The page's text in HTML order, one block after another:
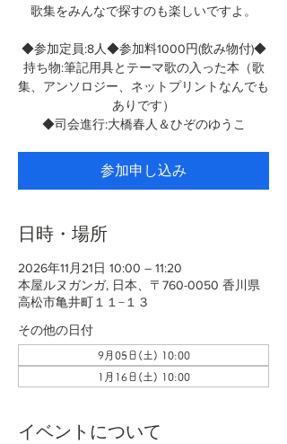
歌集をみんなで探すのも楽しいですよ。
◆参加定員:8人◆参加料1000円(飲み物付)◆
持ち物:筆記用具とテーマ歌の入った本（歌
集、アンソロジー、ネットプリントなんでも
ありです）
◆司会進行:大橋春人＆ひぞのゆうこ
参加申し込み
日時・場所
2026年11月21日 10:00 – 11:20
本屋ルヌガンガ, 日本、〒760-0050 香川県
高松市亀井町１１−１３
その他の日付
9月05日(土) 10:00
1月16日(土) 10:00
イベントについて